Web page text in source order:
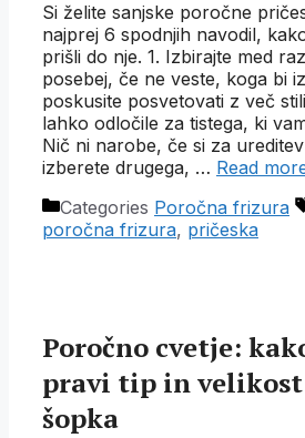
Si želite sanjske poročne
najprej 6 spodnjih navodil,
prišli do nje. 1. Izbirajte med
posebej, če ne veste, koga bi
poskusite posvetovati z več
lahko odločile za tistega, ki
Nič ni narobe, če si za
izberete drugega, … Read
Categories Poročna frizura
poročna frizura, pričeska
Poročno cvetje:
pravi tip in velikost
šopka